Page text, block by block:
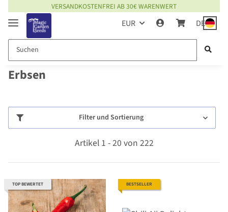
VERSANDKOSTENFREI AB 30€ WARENWERT
EUR DE
Erbsen
Filter und Sortierung
Artikel 1 - 20 von 222
TOP BEWERTET BESTSELLER